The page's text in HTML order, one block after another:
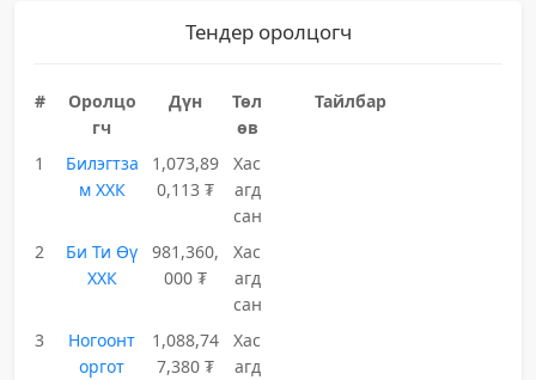
Тендер оролцогч
#
Оролцо
гч
Дүн
Төл
өв
Тайлбар
1
Билэгтза
м ХХК
1,073,89
0,113 ₮
Хас
агд
сан
2
Би Ти Өү
ХХК
981,360,
000 ₮
Хас
агд
сан
3
Ногоонт
оргот
1,088,74
7,380 ₮
Хас
агд